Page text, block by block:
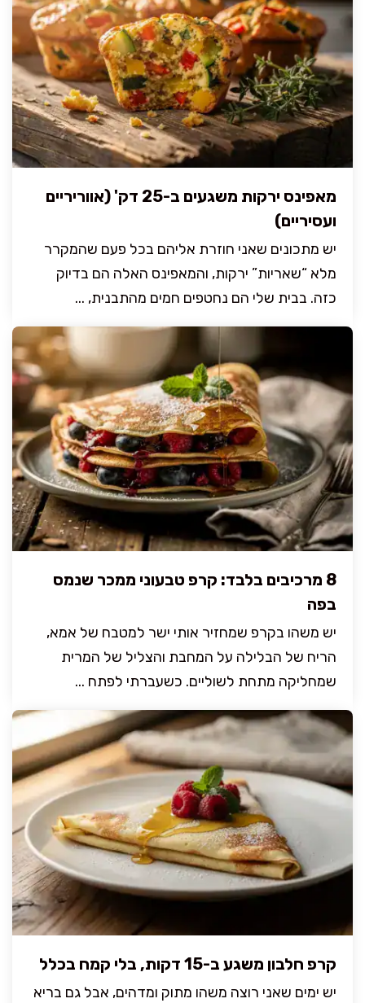
מאפינס ירקות משגעים ב-25 דק' (אווריריים
ועסיריים)
יש מתכונים שאני חוזרת אליהם בכל פעם שהמקרר
מלא “שאריות” ירקות, והמאפינס האלה הם בדיוק
כזה. בבית שלי הם נחטפים חמים מהתבנית, ...
8 מרכיבים בלבד: קרפ טבעוני ממכר שנמס
בפה
יש משהו בקרפ שמחזיר אותי ישר למטבח של אמא,
הריח של הבלילה על המחבת והצליל של המרית
שמחליקה מתחת לשוליים. כשעברתי לפתח ...
קרפ חלבון משגע ב-15 דקות, בלי קמח בכלל
יש ימים שאני רוצה משהו מתוק ומדהים, אבל גם בריא